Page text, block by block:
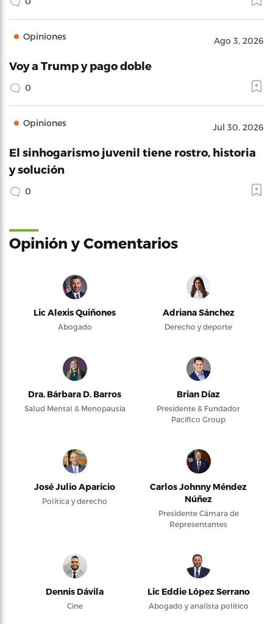
Opiniones Ago 3, 2026
Voy a Trump y pago doble
0
Opiniones Jul 30, 2026
El sinhogarismo juvenil tiene rostro, historia
y solución
0
Opinión y Comentarios
Lic Alexis Quiñones
Abogado
Adriana Sánchez
Derecho y deporte
Dra. Bárbara D. Barros
Salud Mental & Menopausia
Brian Díaz
Presidente & Fundador
Pacifico Group
José Julio Aparicio
Política y derecho
Carlos Johnny Méndez
Núñez
Presidente Cámara de
Representantes
Dennis Dávila
Cine
Lic Eddie López Serrano
Abogado y analista político